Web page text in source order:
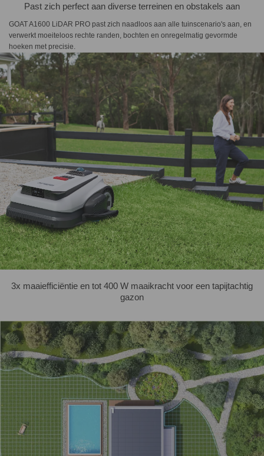
Past zich perfect aan diverse terreinen en obstakels aan
GOAT A1600 LiDAR PRO past zich naadloos aan alle tuinscenario's aan, en
verwerkt moeiteloos rechte randen, bochten en onregelmatig gevormde
hoeken met precisie.
3x maaiefficiëntie en tot 400 W maaikracht voor een tapijtachtig
gazon